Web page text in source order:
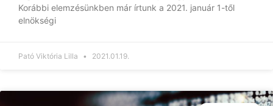
Korábbi elemzésünkben már írtunk a 2021. január 1-től
elnökségi
Pató Viktória Lilla 2021.01.19.